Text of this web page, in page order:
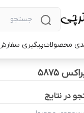
محصولاتپیگیری
5875
در نتایج